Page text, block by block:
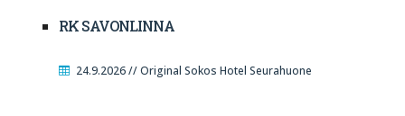
RK SAVONLINNA
24.9.2026 // Original Sokos Hotel Seurahuone